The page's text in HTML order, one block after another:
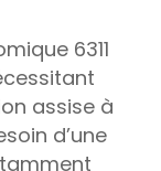
6311
assise à
d’une